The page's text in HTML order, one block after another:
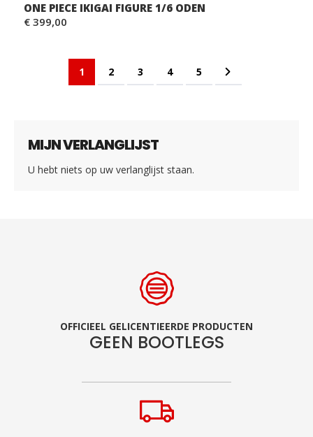
ONE PIECE IKIGAI FIGURE 1/6 ODEN
€ 399,00
U lees momenteel pagina
1 Pagina
2 Pagina
3 Pagina
4 Pagina
5 Pagina
Volgende
MIJN VERLANGLIJST
U hebt niets op uw verlanglijst staan.
OFFICIEEL GELICENTIEERDE PRODUCTEN
GEEN BOOTLEGS